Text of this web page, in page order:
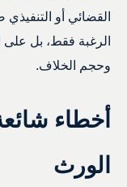
القضائي أو التنفيذي
الرغبة فقط، بل على
وحجم الخلاف.
أخطاء
الورث